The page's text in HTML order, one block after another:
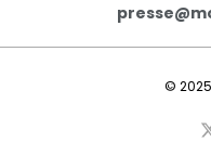
© 2025